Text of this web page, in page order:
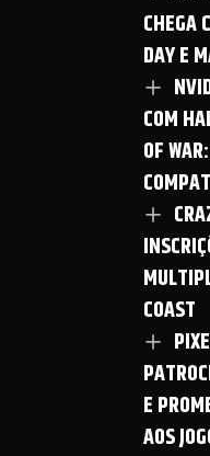
CHEGA
DAY E
COM
OF
COAST
E
AOS